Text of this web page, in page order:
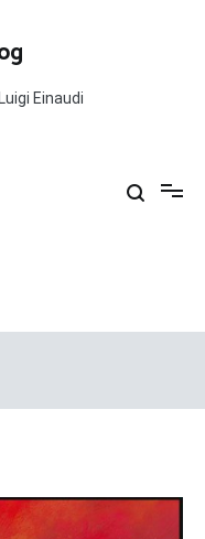
Einaudi